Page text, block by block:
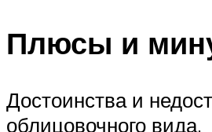
Плюсы и
Достоинства и
облицовочного вида.